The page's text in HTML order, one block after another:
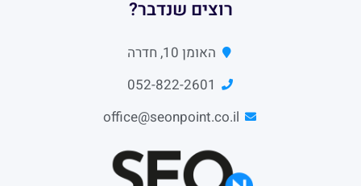
office@seonpoint.co.il